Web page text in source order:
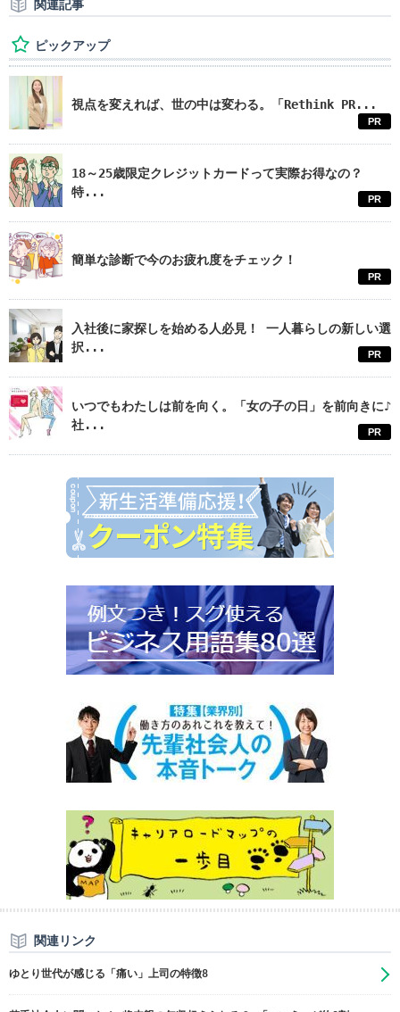
関連記事
ピックアップ
視点を変えれば、世の中は変わる。「Rethink PR...
PR
18～25歳限定クレジットカードって実際お得なの？
特...
PR
簡単な診断で今のお疲れ度をチェック！
PR
入社後に家探しを始める人必見！ 一人暮らしの新しい選
択...
PR
いつでもわたしは前を向く。「女の子の日」を前向きに♪
社...
PR
関連リンク
ゆとり世代が感じる「痛い」上司の特徴8